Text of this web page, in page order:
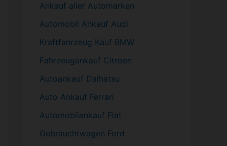
Ankauf aller Automarken
Automobil Ankauf Audi
Kraftfahrzeug Kauf BMW
Fahrzeugankauf Citroen
Autoankauf Daihatsu
Auto Ankauf Ferrari
Automobilankauf Fiat
Gebrauchtwagen Ford